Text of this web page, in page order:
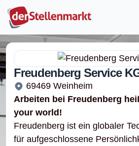
Freudenberg Service
69469 Weinheim
Arbeiten bei Freudenberg
your world!
Freudenberg ist ein globaler
für aufgeschlossene